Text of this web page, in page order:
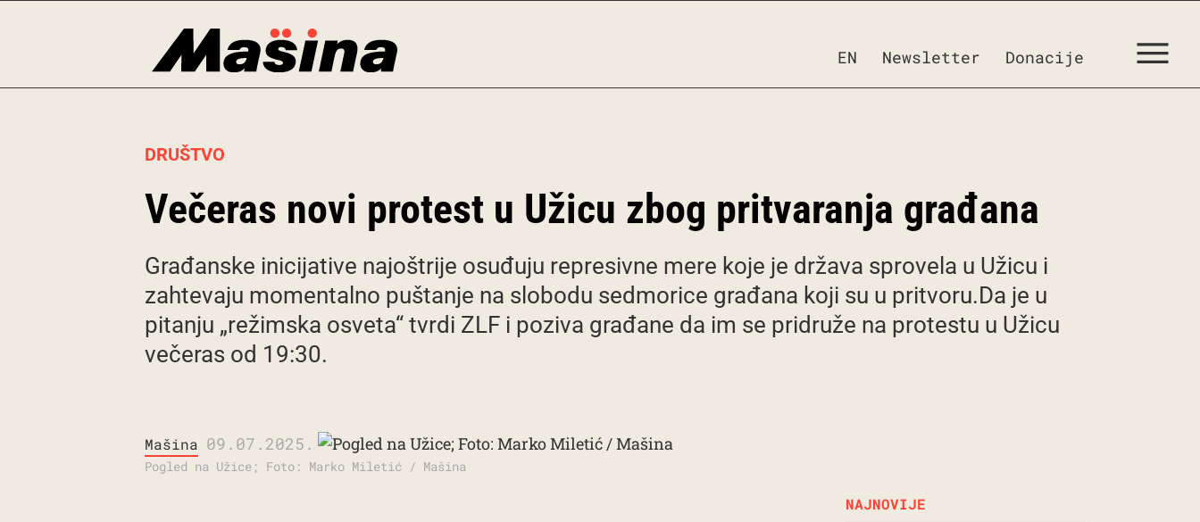
EN Newsletter Donacije
DRUŠTVO
Večeras novi protest u Užicu zbog pritvaranja građana
Građanske inicijative najoštrije osuđuju represivne mere koje je država sprovela u Užicu i
zahtevaju momentalno puštanje na slobodu sedmorice građana koji su u pritvoru.Da je u
pitanju „režimska osveta“ tvrdi ZLF i poziva građane da im se pridruže na protestu u Užicu
večeras od 19:30.
Mašina 09.07.2025.
Pogled na Užice; Foto: Marko Miletić / Mašina
NAJNOVIJE